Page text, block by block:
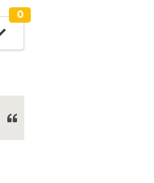
0